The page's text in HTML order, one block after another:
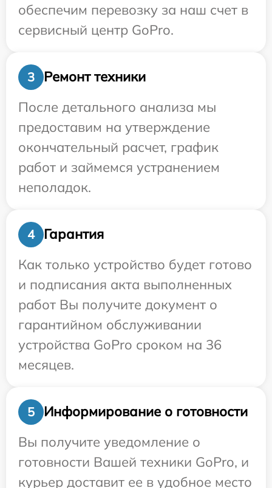
обеспечим перевозку за наш счет в
сервисный центр GoPro.
3
Ремонт техники
После детального анализа мы
предоставим на утверждение
окончательный расчет, график
работ и займемся устранением
неполадок.
4
Гарантия
Как только устройство будет готово
и подписания акта выполненных
работ Вы получите документ о
гарантийном обслуживании
устройства GoPro сроком на 36
месяцев.
5
Информирование о готовности
Вы получите уведомление о
готовности Вашей техники GoPro, и
курьер доставит ее в удобное место